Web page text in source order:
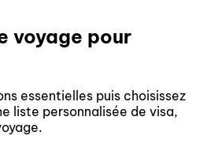
voyage pour
essentielles puis choisissez
liste personnalisée de visa,